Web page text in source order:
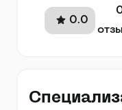
0.0